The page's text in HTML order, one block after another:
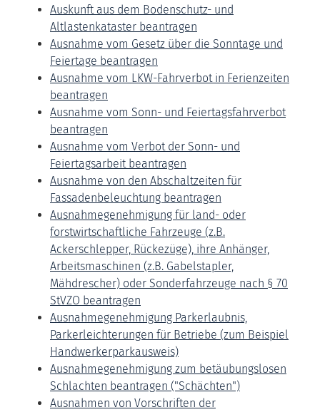
Auskunft aus dem Bodenschutz- und
Altlastenkataster beantragen
Ausnahme vom Gesetz über die Sonntage und
Feiertage beantragen
Ausnahme vom LKW-Fahrverbot in Ferienzeiten
beantragen
Ausnahme vom Sonn- und Feiertagsfahrverbot
beantragen
Ausnahme vom Verbot der Sonn- und
Feiertagsarbeit beantragen
Ausnahme von den Abschaltzeiten für
Fassadenbeleuchtung beantragen
Ausnahmegenehmigung für land- oder
forstwirtschaftliche Fahrzeuge (z.B.
Ackerschlepper, Rückezüge), ihre Anhänger,
Arbeitsmaschinen (z.B. Gabelstapler,
Mähdrescher) oder Sonderfahrzeuge nach § 70
StVZO beantragen
Ausnahmegenehmigung Parkerlaubnis,
Parkerleichterungen für Betriebe (zum Beispiel
Handwerkerparkausweis)
Ausnahmegenehmigung zum betäubungslosen
Schlachten beantragen ("Schächten")
Ausnahmen von Vorschriften der